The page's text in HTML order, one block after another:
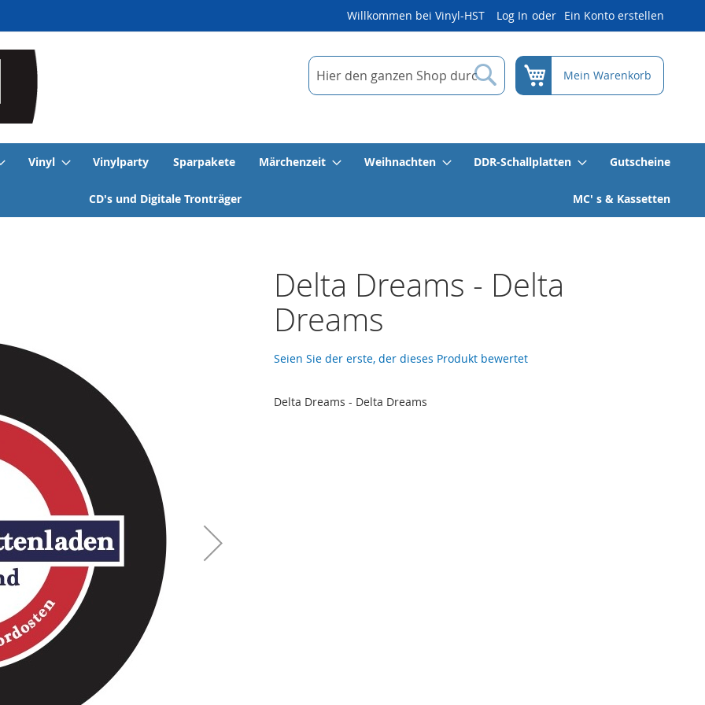
Willkommen bei Vinyl-HST Log In Ein Konto erstellen
Suche
Suche
Mein Warenkorb
Vinyl Vinylparty Sparpakete Märchenzeit Weihnachten DDR-Schallplatten Gutscheine
CD's und Digitale Tronträger MC' s & Kassetten
Delta Dreams - Delta
Dreams
Seien Sie der erste, der dieses Produkt bewertet
Delta Dreams - Delta Dreams